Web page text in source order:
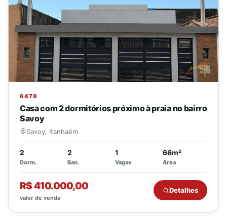
6479
Casa com 2 dormitórios próximo à praia no bairro
Savoy
Savoy, Itanhaém
2
Dorm.
2
Ban.
1
Vagas
66m²
Area
R$ 410.000,00
valor de venda
Detalhes